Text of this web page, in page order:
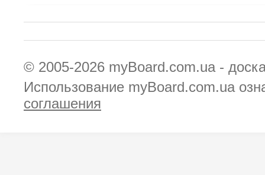
© 2005-2026 myBoard.com.ua -
Использование myBoard.com.ua
соглашения